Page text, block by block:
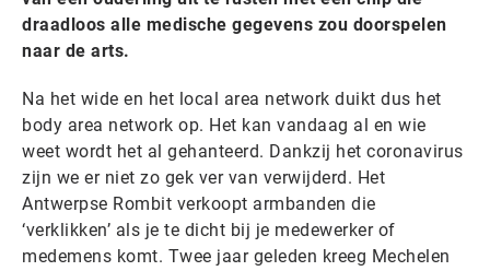
draadloos alle medische gegevens zou doorspelen
naar de arts.
Na het wide en het local area network duikt dus het
body area network op. Het kan vandaag al en wie
weet wordt het al gehanteerd. Dankzij het coronavirus
zijn we er niet zo gek ver van verwijderd. Het
Antwerpse Rombit verkoopt armbanden die
‘verklikken’ als je te dicht bij je medewerker of
medemens komt. Twee jaar geleden kreeg Mechelen